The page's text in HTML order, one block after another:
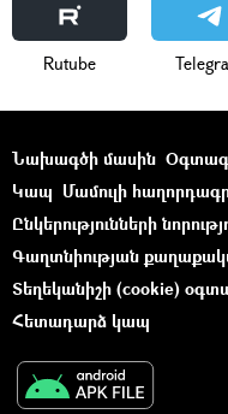
Rutube
Նախագծի մասին
Կապ Մամուլի
Ընկերությունների
Գաղտնիության
Տեղեկանիշի (cookie)
Հետադարձ կապ